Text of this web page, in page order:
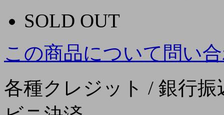
SOLD OUT
この商品について問い
各種クレジット / 銀行